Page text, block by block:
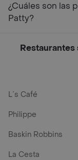
¿Cuáles son las
Patty?
Restaurantes
L´s Café
Philippe
Baskin Robbins
La Cesta